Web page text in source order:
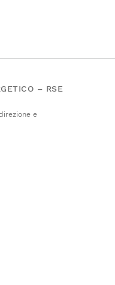
– RSE
e